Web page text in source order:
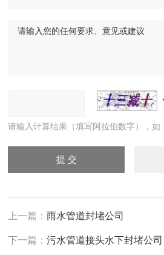
请输入计算结果（填写阿拉伯数字），如
上一篇：雨水管道封堵公司
下一篇：污水管道接头水下封堵公司